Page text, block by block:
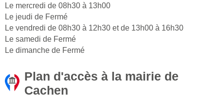
Le mercredi de 08h30 à 13h00
Le jeudi de Fermé
Le vendredi de 08h30 à 12h30 et de 13h00 à 16h30
Le samedi de Fermé
Le dimanche de Fermé
Plan d'accès à la mairie de
Cachen